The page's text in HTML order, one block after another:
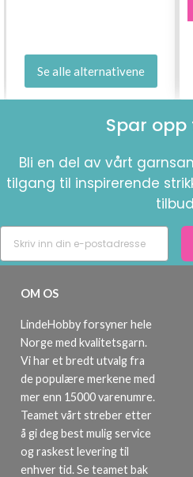
Se alle alternativene
Spar opp
Bli en del av vårt
tilgang til inspirerende
OM OS
LindeHobby forsyner hele
Norge med kvalitetsgarn.
Vi har et bredt utvalg fra
de populære merkene med
mer enn 15000 varenumre.
Teamet vårt streber etter
å gi deg best mulig service
og raskest levering til
enhver tid. Se teamet bak